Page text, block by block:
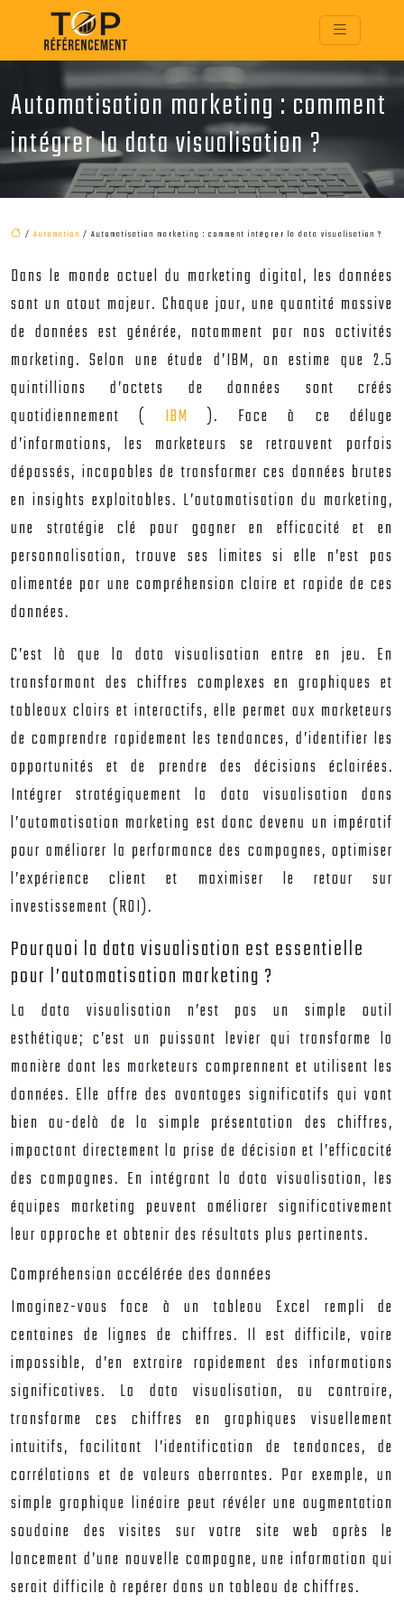
Automatisation marketing : comment
intégrer la data visualisation ?
/ Automation / Automatisation marketing : comment intégrer la data visualisation ?
Dans le monde actuel du marketing digital, les données
sont un atout majeur. Chaque jour, une quantité massive
de données est générée, notamment par nos activités
marketing. Selon une étude d’IBM, on estime que 2.5
quintillions d’octets de données sont créés
quotidiennement ( IBM). Face à ce déluge
d’informations, les marketeurs se retrouvent parfois
dépassés, incapables de transformer ces données brutes
en insights exploitables. L’automatisation du marketing,
une stratégie clé pour gagner en efficacité et en
personnalisation, trouve ses limites si elle n’est pas
alimentée par une compréhension claire et rapide de ces
données.
C’est là que la data visualisation entre en jeu. En
transformant des chiffres complexes en graphiques et
tableaux clairs et interactifs, elle permet aux marketeurs
de comprendre rapidement les tendances, d’identifier les
opportunités et de prendre des décisions éclairées.
Intégrer stratégiquement la data visualisation dans
l’automatisation marketing est donc devenu un impératif
pour améliorer la performance des campagnes, optimiser
l’expérience client et maximiser le retour sur
investissement (ROI).
Pourquoi la data visualisation est essentielle
pour l’automatisation marketing ?
La data visualisation n’est pas un simple outil
esthétique; c’est un puissant levier qui transforme la
manière dont les marketeurs comprennent et utilisent les
données. Elle offre des avantages significatifs qui vont
bien au-delà de la simple présentation des chiffres,
impactant directement la prise de décision et l’efficacité
des campagnes. En intégrant la data visualisation, les
équipes marketing peuvent améliorer significativement
leur approche et obtenir des résultats plus pertinents.
Compréhension accélérée des données
Imaginez-vous face à un tableau Excel rempli de
centaines de lignes de chiffres. Il est difficile, voire
impossible, d’en extraire rapidement des informations
significatives. La data visualisation, au contraire,
transforme ces chiffres en graphiques visuellement
intuitifs, facilitant l’identification de tendances, de
corrélations et de valeurs aberrantes. Par exemple, un
simple graphique linéaire peut révéler une augmentation
soudaine des visites sur votre site web après le
lancement d’une nouvelle campagne, une information qui
serait difficile à repérer dans un tableau de chiffres.